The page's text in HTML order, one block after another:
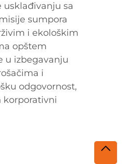
sa
sumpora
i ekološkim
opštem
u izbegavanju
i
odgovornost,
korporativni